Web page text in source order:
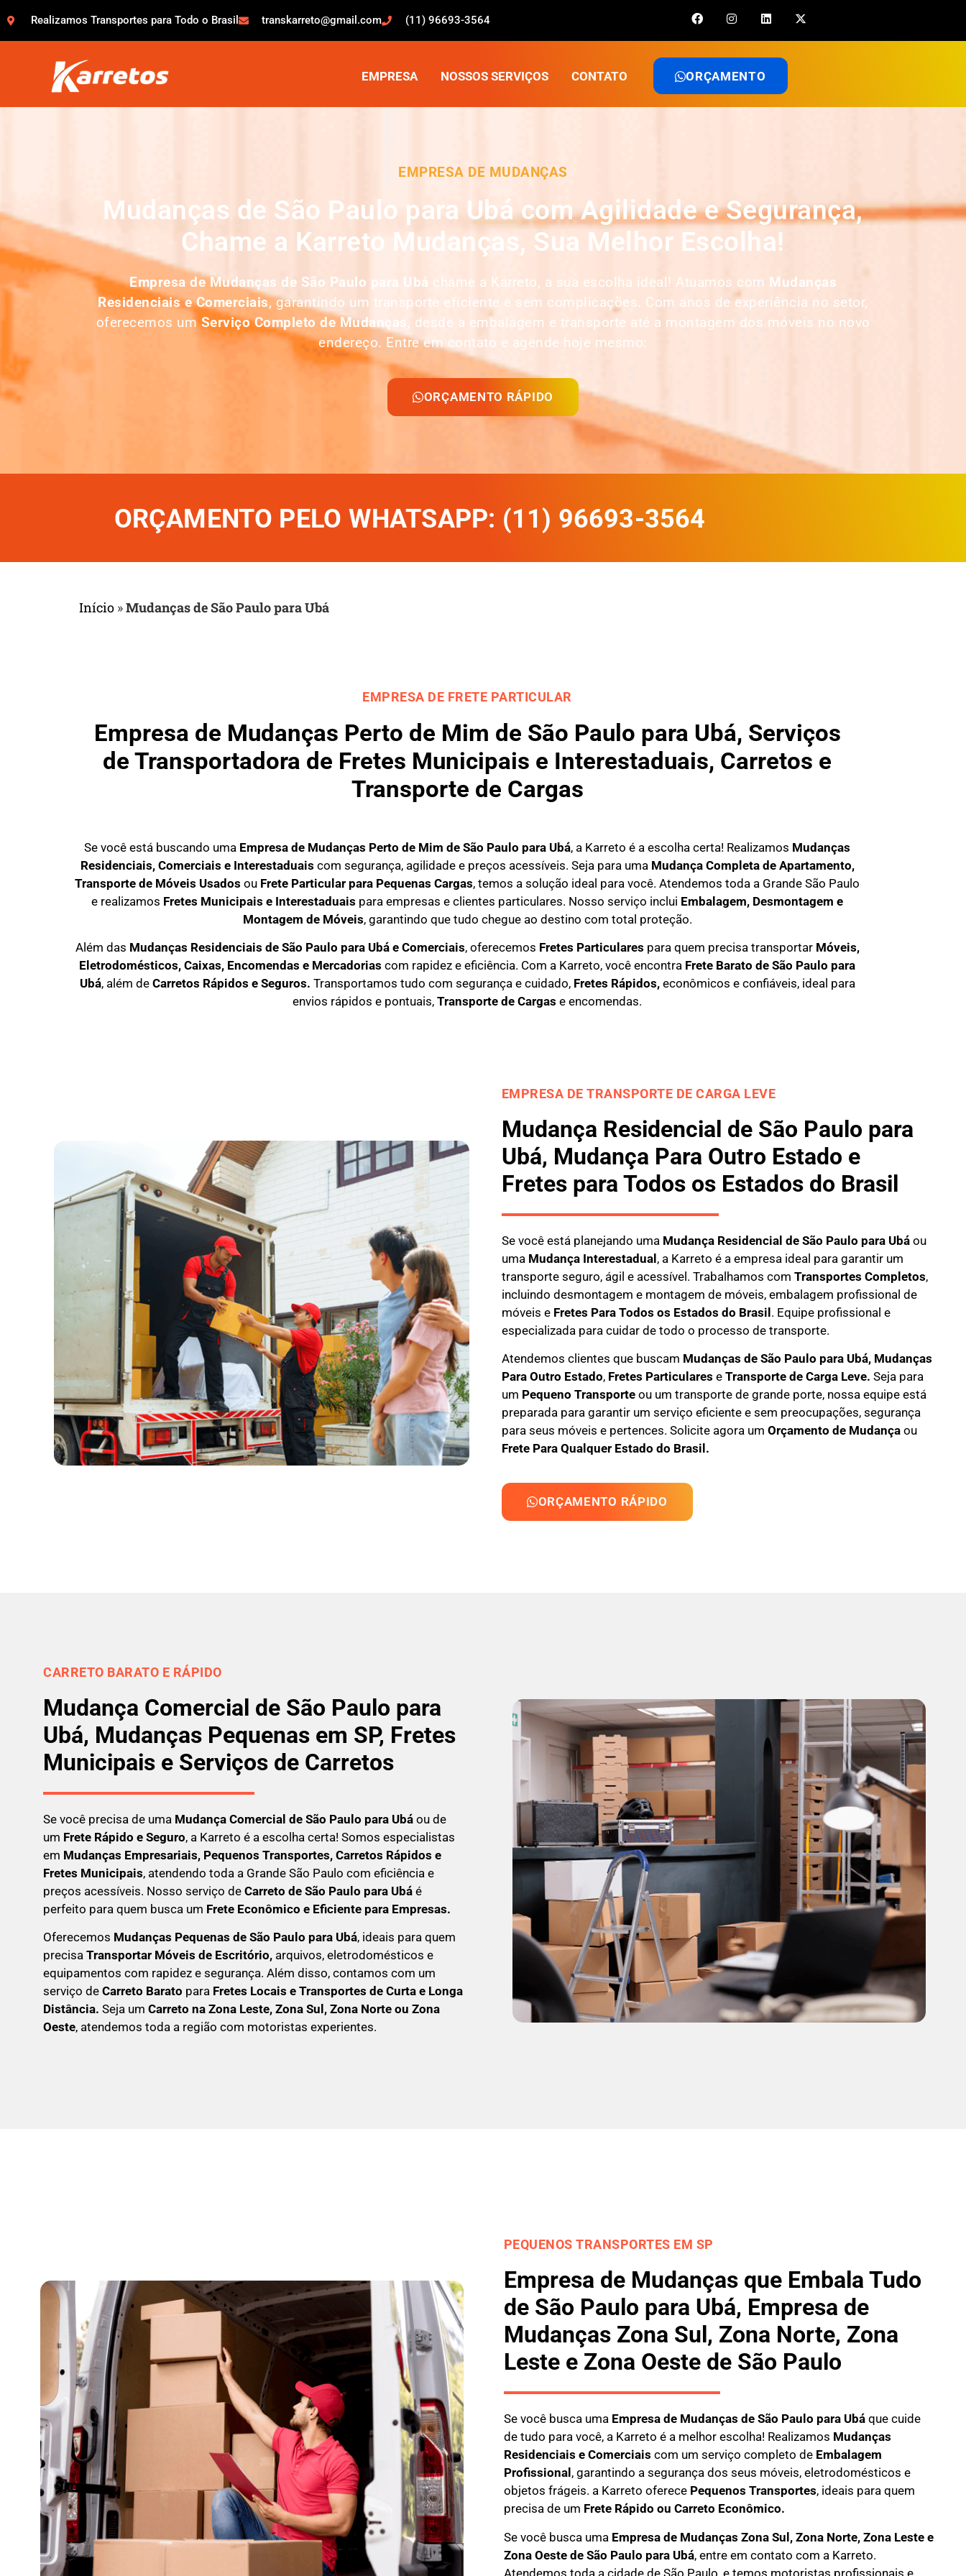
Realizamos Transportes para Todo o Brasil transkarreto@gmail.com (11) 96693-3564
EMPRESA NOSSOS SERVIÇOS CONTATO ORÇAMENTO
EMPRESA DE MUDANÇAS
Mudanças de São Paulo para Ubá com Agilidade e Segurança,
Chame a Karreto Mudanças, Sua Melhor Escolha!
Empresa deMudanças de São Paulo para Ubá chame a Karreto, a sua escolha ideal! Atuamos com Mudanças
Residenciais e Comerciais, garantindo um transporte eficiente e sem complicações. Com anos de experiência no setor,
oferecemos umServiço Completo de Mudanças, desde a embalagem e transporte até a montagem dos móveis no novo
endereço. Entre em contato e agende hoje mesmo:
ORÇAMENTO RÁPIDO
ORÇAMENTO PELO WHATSAPP: (11) 96693-3564
Início »Mudanças de São Paulo para Ubá
EMPRESA DE FRETE PARTICULAR
Empresa de Mudanças Perto de Mim de São Paulo para Ubá, Serviços
de Transportadora de Fretes Municipais e Interestaduais, Carretos e
Transporte de Cargas
Se você está buscando uma Empresa de Mudanças Perto de Mim de São Paulo para Ubá, a Karreto é a escolha certa! Realizamos Mudanças
Residenciais, Comerciais e Interestaduais com segurança, agilidade e preços acessíveis. Seja para uma Mudança Completa de Apartamento,
Transporte de Móveis Usados ou Frete Particular para Pequenas Cargas, temos a solução ideal para você. Atendemos toda a Grande São Paulo
e realizamos Fretes Municipais e Interestaduais para empresas e clientes particulares. Nosso serviço inclui Embalagem, Desmontagem e
Montagem de Móveis, garantindo que tudo chegue ao destino com total proteção.
Além das Mudanças Residenciais de São Paulo para Ubá e Comerciais, oferecemos Fretes Particulares para quem precisa transportar Móveis,
Eletrodomésticos, Caixas, Encomendas e Mercadorias com rapidez e eficiência. Com a Karreto, você encontra Frete Barato de São Paulo para
Ubá, além de Carretos Rápidos e Seguros. Transportamos tudo com segurança e cuidado, Fretes Rápidos,econômicos e confiáveis, ideal para
envios rápidos e pontuais, Transporte de Cargas e encomendas.
EMPRESA DE TRANSPORTE DE CARGA LEVE
Mudança Residencial de São Paulo para
Ubá, Mudança Para Outro Estado e
Fretes para Todos os Estados do Brasil
Se você está planejando uma Mudança Residencial de São Paulo para Ubáou
uma Mudança Interestadual, a Karreto é a empresa ideal para garantir um
transporte seguro, ágil e acessível. Trabalhamos com Transportes Completos,
incluindo desmontagem e montagem de móveis, embalagem profissional de
móveis e Fretes Para Todos os Estados do Brasil. Equipe profissional e
especializada para cuidar de todo o processo de transporte.
Atendemos clientes que buscam Mudanças de São Paulo para Ubá, Mudanças
Para Outro Estado,Fretes Particulares e Transportede Carga Leve. Seja para
um Pequeno Transporteou um transporte de grande porte, nossa equipe está
preparada para garantir um serviço eficiente e sem preocupações, segurança
para seus móveis e pertences. Solicite agora um Orçamento de Mudançaou
Frete Para Qualquer Estado do Brasil.
ORÇAMENTO RÁPIDO
CARRETO BARATO E RÁPIDO
Mudança Comercial de São Paulo para
Ubá, Mudanças Pequenas em SP, Fretes
Municipais e Serviços de Carretos
Se você precisa de uma Mudança Comercial de São Paulo para Ubá ou de
um Frete Rápido e Seguro, a Karreto é a escolha certa! Somos especialistas
em Mudanças Empresariais, Pequenos Transportes, Carretos Rápidos e
Fretes Municipais, atendendo toda a Grande São Paulo com eficiência e
preços acessíveis. Nosso serviço de Carreto de São Paulo para Ubá é
perfeito para quem busca um Frete Econômico e Eficiente para Empresas.
Oferecemos Mudanças Pequenas de São Paulo para Ubá, ideais para quem
precisa Transportar Móveis de Escritório, arquivos, eletrodomésticos e
equipamentos com rapidez e segurança. Além disso, contamos com um
serviço de Carreto Barato para Fretes Locais e Transportes de Curta e Longa
Distância. Seja um Carreto na Zona Leste, Zona Sul, Zona Norte ou Zona
Oeste, atendemos toda a região com motoristas experientes.
PEQUENOS TRANSPORTES EM SP
Empresa de Mudanças que Embala Tudo
de São Paulo para Ubá, Empresa de
Mudanças Zona Sul, Zona Norte, Zona
Leste e Zona Oeste de São Paulo
Se você busca umaEmpresa de Mudanças de São Paulo para Ubáque cuide
de tudo para você, a Karreto é a melhor escolha! Realizamos Mudanças
Residenciais e Comerciais com um serviço completo de Embalagem
Profissional , garantindo a segurança dos seus móveis, eletrodomésticos e
objetos frágeis. a Karreto oferece Pequenos Transportes, ideais para quem
precisa de um Frete Rápido ou Carreto Econômico.
Se você busca uma Empresa de Mudanças Zona Sul, Zona Norte, Zona Leste e
Zona Oeste de São Paulo para Ubá, entre em contato com a Karreto.
Atendemos toda a cidade de São Paulo, e temos motoristas profissionais e